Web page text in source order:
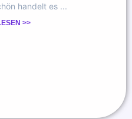
handelt es ...
>>